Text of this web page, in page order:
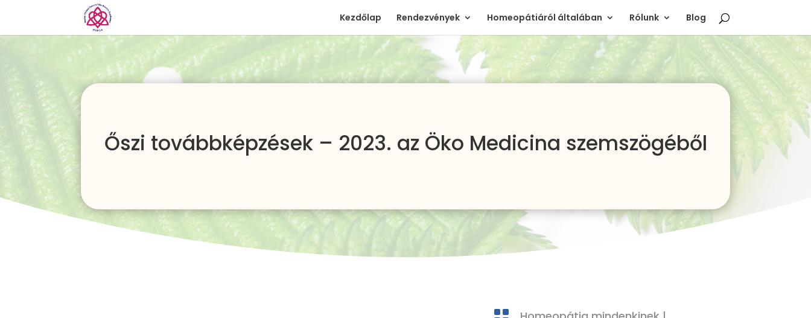
Kezdőlap Rendezvények Homeopátiáról általában Rólunk Blog
Őszi továbbképzések – 2023. az Öko Medicina szemszögéből